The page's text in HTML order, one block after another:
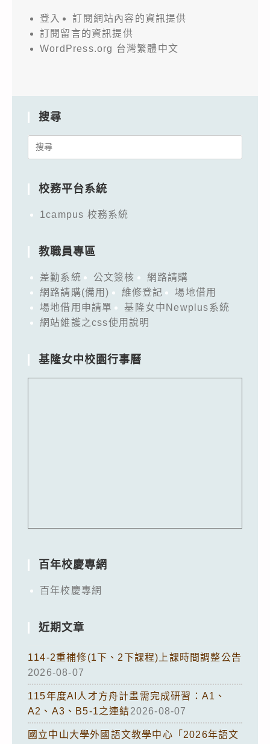
登入
訂閱網站內容的資訊提供
訂閱留言的資訊提供
WordPress.org 台灣繁體中文
搜尋
Search
校務平台系統
1campus 校務系統
教職員專區
差勤系統 公文簽核
網路請購
網路請購(備用)
維修登記
場地借用
場地借用申請單
基隆女中Newplus系統
網站維護之css使用說明
基隆女中校園行事曆
百年校慶專網
百年校慶專網
近期文章
114-2重補修(1下、2下課程)上課時間調整公告
2026-08-07
115年度AI人才方舟計畫需完成研習：A1、
A2、A3、B5-1之連結2026-08-07
國立中山大學外國語文教學中心「2026年語文